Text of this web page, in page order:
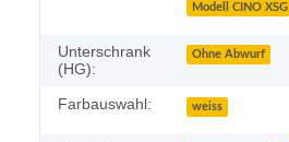
Modell CINO XSG
Unterschrank
(HG):
Ohne Abwurf
Farbauswahl: weiss